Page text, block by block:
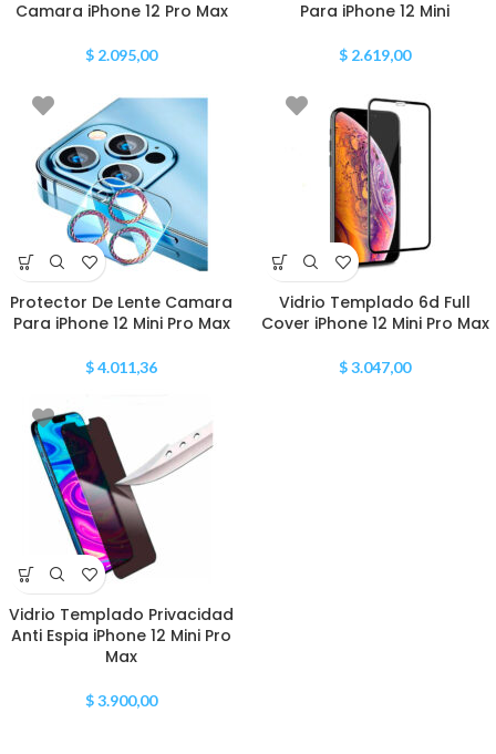
Camara iPhone 12 Pro Max
$ 2.095,00
Para iPhone 12 Mini
$ 2.619,00
Protector De Lente Camara
Para iPhone 12 Mini Pro Max
$4.011,36
Vidrio Templado 6d Full
Cover iPhone 12 Mini Pro Max
$3.047,00
Vidrio Templado Privacidad
Anti Espia iPhone 12 Mini Pro
Max
$3.900,00